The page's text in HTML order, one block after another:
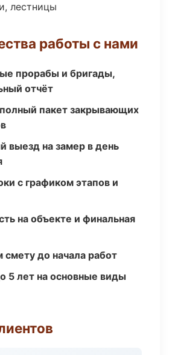
лестницы
работы с нами
прорабы и бригады,
отчёт
пакет закрывающих
выезд на замер в день
с графиком этапов и
на объекте и финальная
до начала работ
5 лет на основные виды